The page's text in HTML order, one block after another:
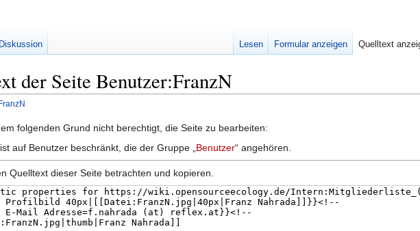
der Seite Benutzer:FranzN
folgenden Grund nicht berechtigt, die Seite zu bearbeiten:
auf Benutzer beschränkt, die der Gruppe „ Benutzer“ angehören.
Quelltext dieser Seite betrachten und kopieren.
Diskussion Lesen Formular anzeigen Quelltext